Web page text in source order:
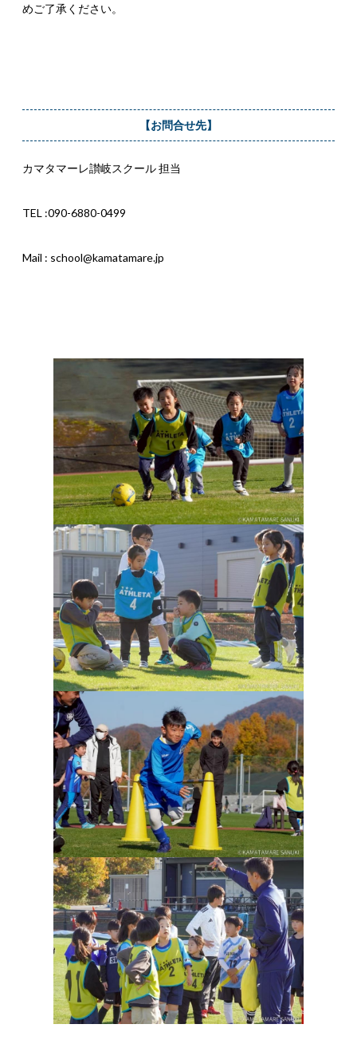
めご了承ください。
【お問合せ先】
カマタマーレ讃岐スクール 担当
TEL :090-6880-0499
Mail : school@kamatamare.jp